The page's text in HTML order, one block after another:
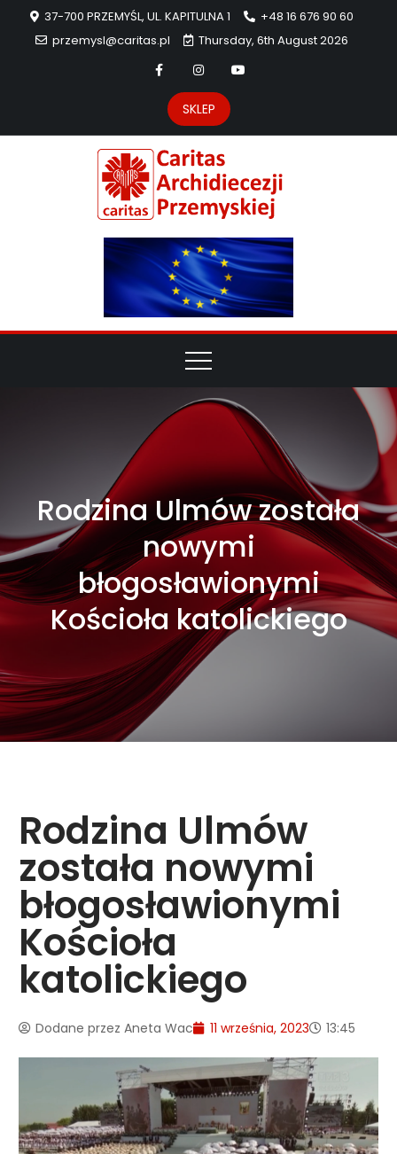
37-700 PRZEMYŚL, UL. KAPITULNA 1
+48 16 676 90 60
przemysl@caritas.pl
Thursday, 6th August 2026
SKLEP
Rodzina Ulmów została
nowymi
błogosławionymi
Kościoła katolickiego
Rodzina Ulmów
została nowymi
błogosławionymi
Kościoła
katolickiego
Dodane przez Aneta Wac 11 września, 2023 13:45